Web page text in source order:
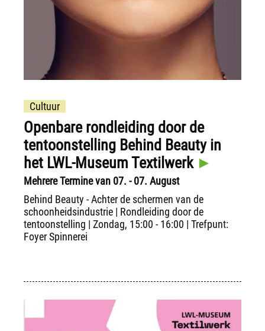
Cultuur
Openbare rondleiding door de
tentoonstelling Behind Beauty in
het LWL-Museum Textilwerk
Mehrere Termine van 07. - 07. August
Behind Beauty - Achter de schermen van de
schoonheidsindustrie | Rondleiding door de
tentoonstelling | Zondag, 15:00 - 16:00 | Trefpunt:
Foyer Spinnerei